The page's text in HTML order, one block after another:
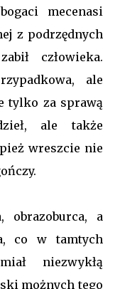
mecenasi
z podrzędnych
człowieka.
ale
tylko za sprawą
ale także
wreszcie nie
obrazoburca, a
co w tamtych
niezwykłą
możnych tego